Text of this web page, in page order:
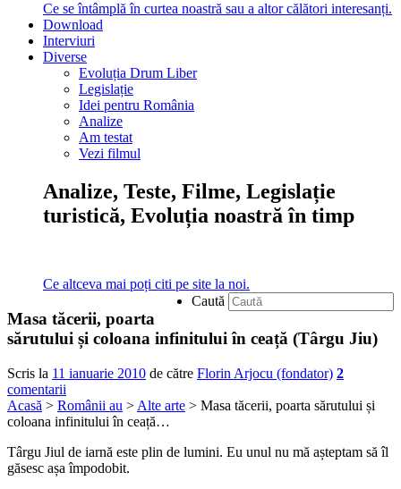
Ce se întâmplă în curtea noastră sau a altor călători interesanți.
Download
Interviuri
Diverse
Evoluția Drum Liber
Legislație
Idei pentru România
Analize
Am testat
Vezi filmul
Analize, Teste, Filme, Legislație
turistică, Evoluția noastră în timp
Ce altceva mai poți citi pe site la noi.
Caută
Masa tăcerii, poarta
sărutului și coloana infinitului în ceață (Târgu Jiu)
Scris la 11 ianuarie 2010 de către Florin Arjocu (fondator) 2
comentarii
Acasă > Românii au > Alte arte > Masa tăcerii, poarta sărutului și
coloana infinitului în ceață…
Târgu Jiul de iarnă este plin de lumini. Eu unul nu mă așteptam să îl
găsesc așa împodobit.